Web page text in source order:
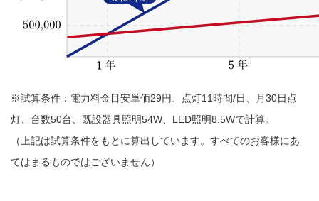
※試算条件：電力料金目安単価29円、点灯11時間/日、月30日点
灯、台数50台、既設器具照明54W、LED照明8.5Wで計算。
（上記は試算条件をもとに算出しています。すべてのお客様にあ
てはまるものではございません）